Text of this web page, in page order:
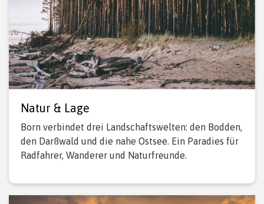
Natur & Lage
Born verbindet drei Landschaftswelten: den Bodden,
den Darßwald und die nahe Ostsee. Ein Paradies für
Radfahrer, Wanderer und Naturfreunde.